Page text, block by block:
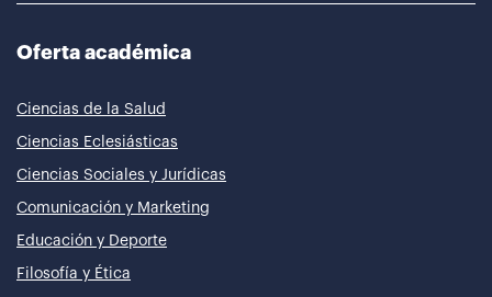
Oferta académica
Ciencias de la Salud
Ciencias Eclesiásticas
Ciencias Sociales y Jurídicas
Comunicación y Marketing
Educación y Deporte
Filosofía y Ética